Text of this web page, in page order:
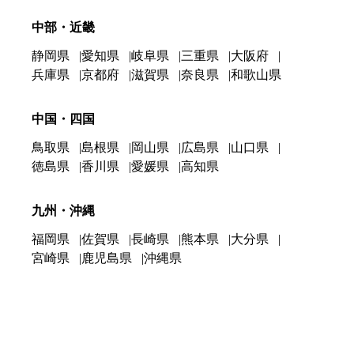
中部・近畿
静岡県 愛知県 岐阜県 三重県
大阪府
兵庫県
京都府 滋賀県 奈良県 和歌山県
中国・四国
鳥取県 島根県 岡山県 広島県
山口県
徳島県
香川県 愛媛県 高知県
九州・沖縄
福岡県 佐賀県 長崎県 熊本県
大分県
宮崎県
鹿児島県 沖縄県